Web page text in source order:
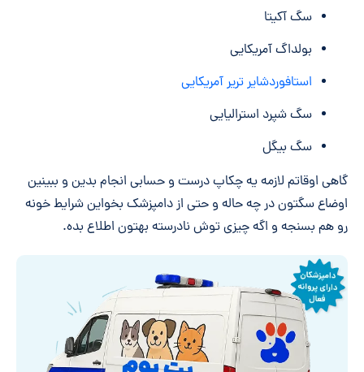
سگ آکیتا
بولداگ آمریکایی
استافوردشایر تریر آمریکایی
سگ شپرد استرالیایی
سگ بیگل
گاهی اوقاتم لازمه یه چکاپ درست و حسابی انجام بدین و ببینین
اوضاع سگتون در چه حاله و حتی از دامپزشک بخواین شرایط خونه
رو هم بسنجه و اگه چیزی توش نادرسته بهتون اطلاع بده.